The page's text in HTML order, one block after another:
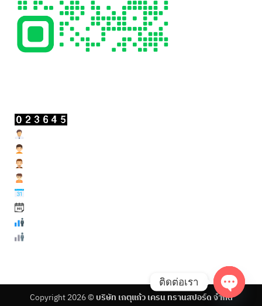
Copyright 2026 © บริษัท เกตุแก้ว เครน ทรานสปอร์ด จำกัด
ติดต่อเรา